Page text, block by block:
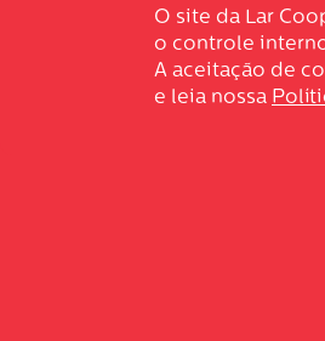
O site da Lar
o controle
A aceitação de
e leia nossa